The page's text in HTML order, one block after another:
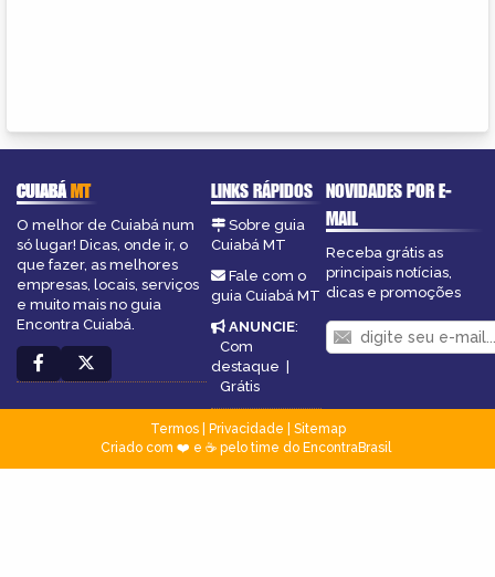
CUIABÁMT
O melhor de Cuiabá num
só lugar! Dicas, onde ir, o
que fazer, as melhores
empresas, locais, serviços
e muito mais no guia
Encontra Cuiabá.
LINKS RÁPIDOS
Sobre guia
Cuiabá MT
Fale com o
guia Cuiabá MT
ANUNCIE:
Com
destaque |
Grátis
NOVIDADES POR E-
MAIL
Receba grátis as
principais notícias,
dicas e promoções
Termos| Privacidade
Sitemap
Criado com ❤️ e ☕ pelo time do EncontraBrasil